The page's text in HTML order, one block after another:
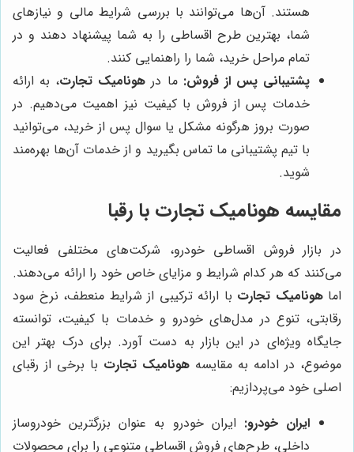
هستند. آن‌ها می‌توانند با بررسی شرایط مالی و نیازهای
شما، بهترین طرح اقساطی را به شما پیشنهاد دهند و در
تمام مراحل خرید، شما را راهنمایی کنند.
پشتیبانی پس از فروش: ما در هونامیک تجارت، به ارائه
خدمات پس از فروش با کیفیت نیز اهمیت می‌دهیم. در
صورت بروز هرگونه مشکل یا سوال پس از خرید، می‌توانید
با تیم پشتیبانی ما تماس بگیرید و از خدمات آن‌ها بهره‌مند
شوید.
مقایسه هونامیک تجارت با رقبا
در بازار فروش اقساطی خودرو، شرکت‌های مختلفی فعالیت
می‌کنند که هر کدام شرایط و مزایای خاص خود را ارائه می‌دهند.
اماهونامیک تجارت با ارائه ترکیبی از شرایط منعطف، نرخ سود
رقابتی، تنوع در مدل‌های خودرو و خدمات با کیفیت، توانسته
جایگاه ویژه‌ای در این بازار به دست آورد. برای درک بهتر این
موضوع، در ادامه به مقایسه هونامیک تجارت با برخی از رقبای
اصلی خود می‌پردازیم:
ایران خودرو: ایران خودرو به عنوان بزرگترین خودروساز
داخلی، طرح‌های فروش اقساطی متنوعی را برای محصولات